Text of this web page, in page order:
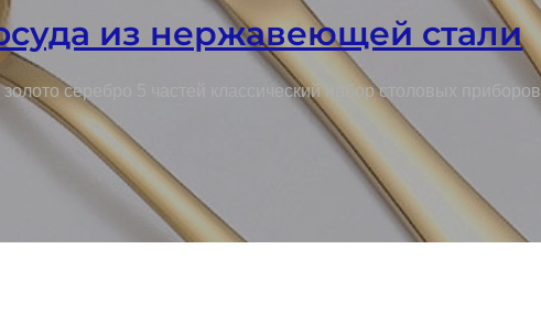
из нержавеющей стали
серебро 5 частей классический набор столовых приборов